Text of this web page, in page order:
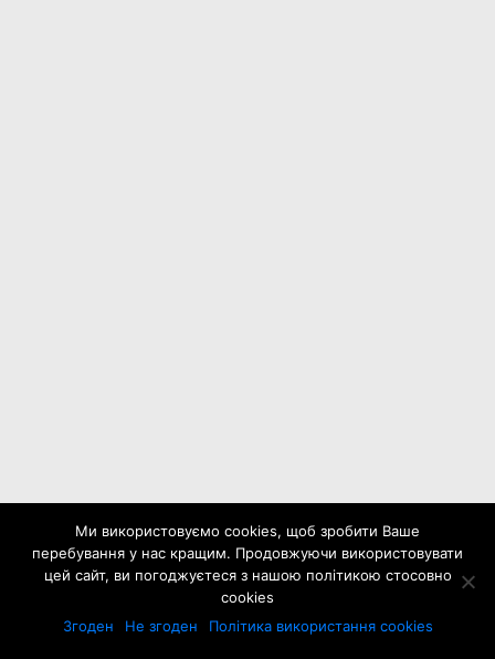
Ми використовуємо cookies, щоб зробити Ваше
перебування у нас кращим. Продовжуючи використовувати
цей сайт, ви погоджуєтеся з нашою політикою стосовно
cookies
Згоден
Не згоден Політика використання cookies